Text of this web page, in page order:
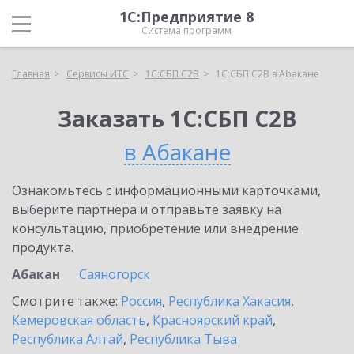
1С:Предприятие 8
Система программ
Главная Сервисы ИТС 1С:СБП C2B 1С:СБП C2B в Абакане
Заказать 1С:СБП C2B
в Абакане
Ознакомьтесь с информационными карточками,
выберите партнёра и отправьте заявку на
консультацию, приобретение или внедрение
продукта.
Абакан
Саяногорск
Смотрите также: Россия, Республика Хакасия,
Кемеровская область, Красноярский край,
Республика Алтай, Республика Тыва